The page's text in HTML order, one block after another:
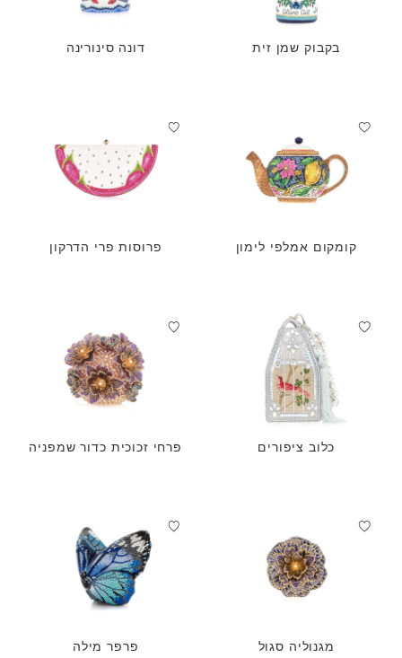
בקבוק שמן זית דונה סינורינה
קומקום אמלפי לימון פרוסות פרי הדרקון
כלוב ציפורים פרחי זכוכית כדור שמפניה
מגנוליה סגול פרפר מילה